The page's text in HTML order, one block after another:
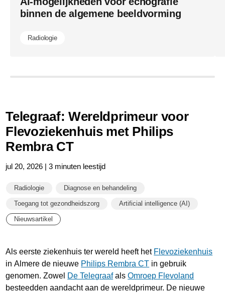
binnen de algemene beeldvorming
Radiologie
Telegraaf: Wereldprimeur voor
Flevoziekenhuis met Philips
Rembra CT
jul 20, 2026 | 3 minuten leestijd
Radiologie Diagnose en behandeling
Toegang tot gezondheidszorg Artificial intelligence (AI)
Nieuwsartikel
Als eerste ziekenhuis ter wereld heeft het Flevoziekenhuis
in Almere de nieuwe Philips Rembra CT in gebruik
genomen. Zowel De TelegraafalsOmroep Flevoland
besteedden aandacht aan de wereldprimeur. De nieuwe